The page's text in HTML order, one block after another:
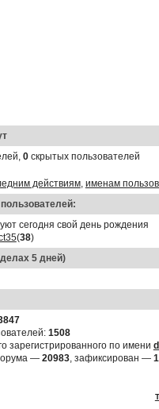
0скрытых пользователей
действиям, именам
сегодня свой день рождения
(38)
5 дней)
1508
зарегистрированного по имени
— 20983, зафиксирован —